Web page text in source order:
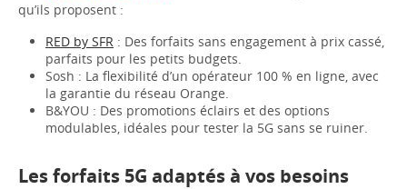
qu’ils proposent :
RED by SFR : Des forfaits sans engagement à prix cassé,
parfaits pour les petits budgets.
Sosh : La flexibilité d’un opérateur 100 % en ligne, avec
la garantie du réseau Orange.
B&YOU : Des promotions éclairs et des options
modulables, idéales pour tester la 5G sans se ruiner.
Les forfaits 5G adaptés à vos besoins